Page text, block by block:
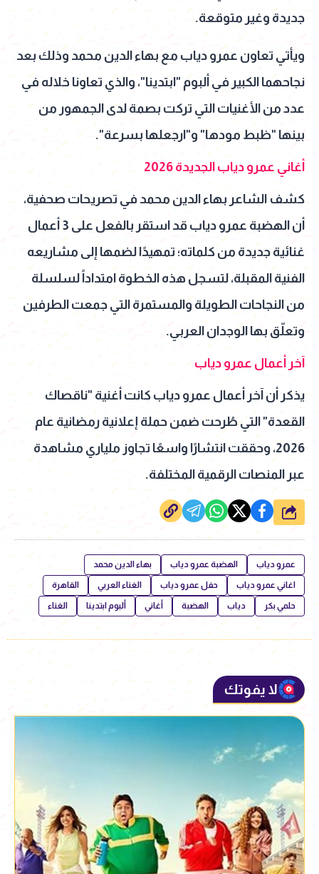
جديدة وغير متوقعة.
ويأتي تعاون عمرو دياب مع بهاء الدين محمد وذلك بعد
نجاحهما الكبير في ألبوم "ابتدينا"، والذي تعاونا خلاله في
عدد من الأغنيات التي تركت بصمة لدى الجمهور من
بينها "ظبط مودها" و"ارجعلها بسرعة".
أغاني عمرو دياب الجديدة 2026
كشف الشاعر بهاء الدين محمد في تصريحات صحفية،
أن الهضبة عمرو دياب قد استقر بالفعل على 3 أعمال
غنائية جديدة من كلماته؛ تمهيدًا لضمها إلى مشاريعه
الفنية المقبلة، لتسجل هذه الخطوة امتداداً لسلسلة
من النجاحات الطويلة والمستمرة التي جمعت الطرفين
وتعلّق بها الوجدان العربي.
آخر أعمال عمرو دياب
يذكر أن آخر أعمال عمرو دياب كانت أغنية "ناقصاك
القعدة" التي طُرحت ضمن حملة إعلانية رمضانية عام
2026، وحققت انتشارًا واسعًا تجاوز ملياري مشاهدة
عبر المنصات الرقمية المختلفة.
شارك
عمرو دياب الهضبة عمرو دياب بهاء الدين محمد
اغاني عمرو دياب حفل عمرو دياب الغناء العربي القاهرة
حلمي بكر دياب الهضبة أغاني ألبوم ابتدينا الغناء
لا يفوتك